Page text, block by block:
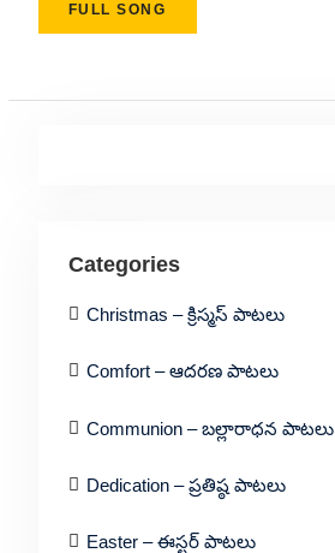
FULL SONG
Categories
Christmas – క్రిస్మస్ పాటలు
Comfort – ఆదరణ పాటలు
Communion – బల్లారాధన పాటలు
Dedication – ప్రతిష్ఠ పాటలు
Easter – ఈస్టర్ పాటలు